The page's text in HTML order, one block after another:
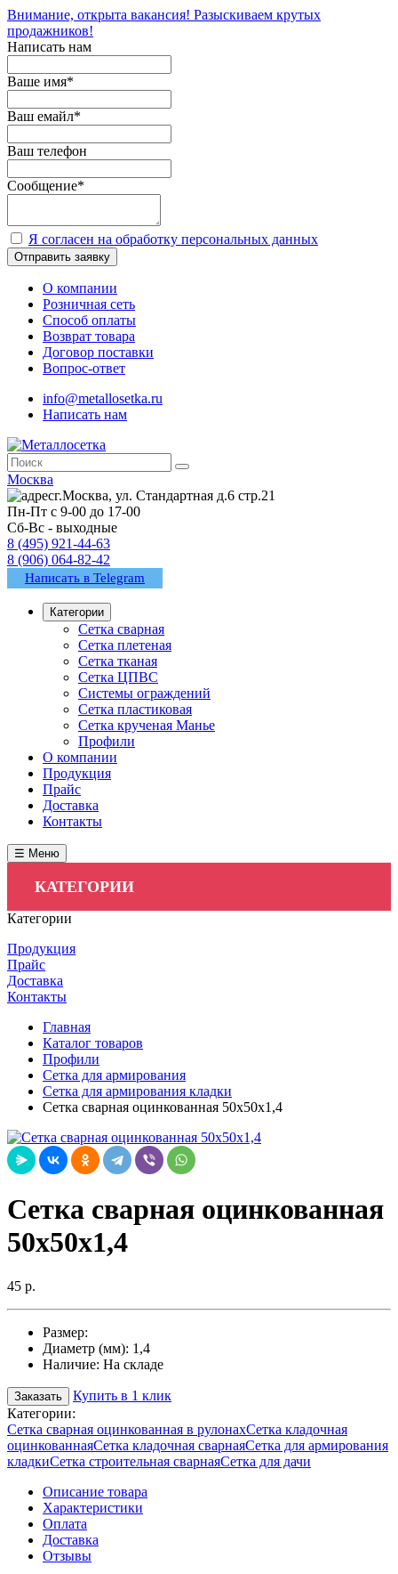
Внимание, открыта вакансия! Разыскиваем крутых
продажников!
Написать нам
Ваше имя*
Ваш емайл*
Ваш телефон
Сообщение*
Я согласен на обработку персональных данных
Отправить заявку
О компании
Розничная сеть
Способ оплаты
Возврат товара
Договор поставки
Вопрос-ответ
info@metallosetka.ru
Написать нам
Москва
г.Москва, ул. Стандартная д.6 стр.21
Пн-Пт с 9-00 до 17-00
Сб-Вс - выходные
8 (495) 921-44-63
8 (906) 064-82-42
Написать в Telegram
Категории
Сетка сварная
Сетка плетеная
Сетка тканая
Сетка ЦПВС
Системы ограждений
Сетка пластиковая
Сетка крученая Манье
Профили
О компании
Продукция
Прайс
Доставка
Контакты
☰ Меню
КАТЕГОРИИ
Категории
Продукция
Прайс
Доставка
Контакты
Главная
Каталог товаров
Профили
Сетка для армирования
Сетка для армирования кладки
Сетка сварная оцинкованная 50х50х1,4
Сетка сварная оцинкованная
50х50х1,4
45 р.
Размер:
Диаметр (мм): 1,4
Наличие: На складе
Заказать
Купить в 1 клик
Категории:
Сетка сварная оцинкованная в рулонахСетка кладочная
оцинкованнаяСетка кладочная сварнаяСетка для армирования
кладкиСетка строительная сварнаяСетка для дачи
Описание товара
Характеристики
Оплата
Доставка
Отзывы